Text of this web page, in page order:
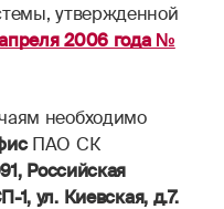
утвержденной
2006 года №
необходимо
ПАО СК
Российская
1, ул. Киевская, д.7.